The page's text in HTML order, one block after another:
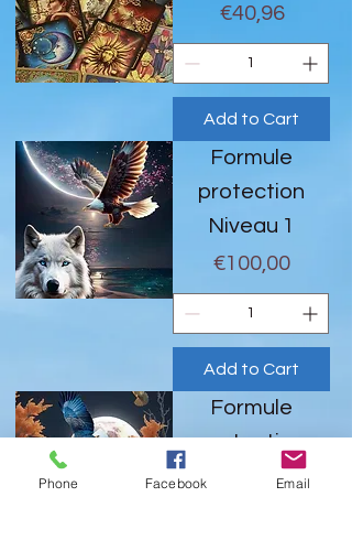
Price
€40,96
Add to Cart
Formule
protection
Niveau 1
Price
€100,00
Add to Cart
Formule
protection
niveau 2
Phone Facebook Email